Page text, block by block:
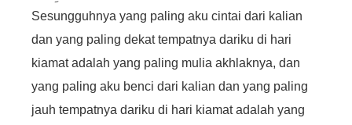
Sesungguhnya yang paling aku cintai dari kalian
dan yang paling dekat tempatnya dariku di hari
kiamat adalah yang paling mulia akhlaknya, dan
yang paling aku benci dari kalian dan yang paling
jauh tempatnya dariku di hari kiamat adalah yang